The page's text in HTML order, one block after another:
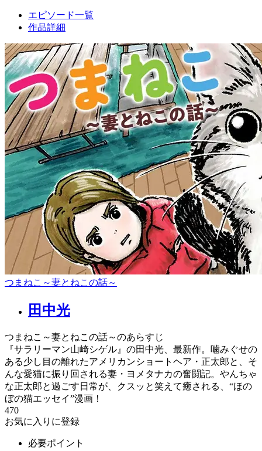
エピソード一覧
作品詳細
つまねこ～妻とねこの話～
田中光
つまねこ～妻とねこの話～のあらすじ
『サラリーマン山崎シゲル』の田中光、最新作。噛みぐせの
ある少し目の離れたアメリカンショートヘア・正太郎と、そ
んな愛猫に振り回される妻・ヨメタナカの奮闘記。やんちゃ
な正太郎と過ごす日常が、クスッと笑えて癒される、“ほの
ぼの猫エッセイ”漫画！
470
お気に入りに登録
必要ポイント